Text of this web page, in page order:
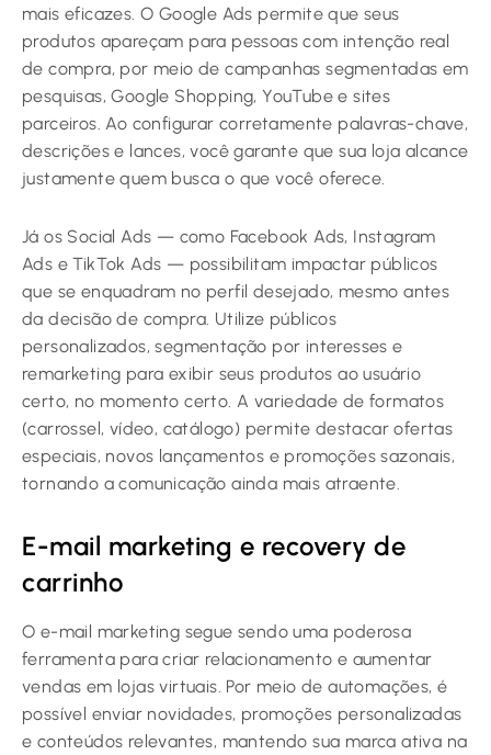
mais eficazes. O Google Ads permite que seus
produtos apareçam para pessoas com intenção real
de compra, por meio de campanhas segmentadas em
pesquisas, Google Shopping, YouTube e sites
parceiros. Ao configurar corretamente palavras-chave,
descrições e lances, você garante que sua loja alcance
justamente quem busca o que você oferece.
Já os Social Ads — como Facebook Ads, Instagram
Ads e TikTok Ads — possibilitam impactar públicos
que se enquadram no perfil desejado, mesmo antes
da decisão de compra. Utilize públicos
personalizados, segmentação por interesses e
remarketing para exibir seus produtos ao usuário
certo, no momento certo. A variedade de formatos
(carrossel, vídeo, catálogo) permite destacar ofertas
especiais, novos lançamentos e promoções sazonais,
tornando a comunicação ainda mais atraente.
E-mail marketing e recovery de
carrinho
O e-mail marketing segue sendo uma poderosa
ferramenta para criar relacionamento e aumentar
vendas em lojas virtuais. Por meio de automações, é
possível enviar novidades, promoções personalizadas
e conteúdos relevantes, mantendo sua marca ativa na